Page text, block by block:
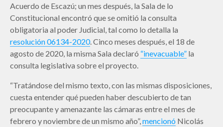
Acuerdo de Escazú; un mes después, la Sala de lo
Constitucional encontró que se omitió la consulta
obligatoria al poder Judicial, tal como lo detalla la
resolución 06134-2020. Cinco meses después, el 18 de
agosto de 2020, la misma Sala declaró “inevacuable” la
consulta legislativa sobre el proyecto.
“Tratándose del mismo texto, con las mismas disposiciones,
cuesta entender qué pueden haber descubierto de tan
preocupante y amenazante las cámaras entre el mes de
febrero y noviembre de un mismo año”, mencionó Nicolás